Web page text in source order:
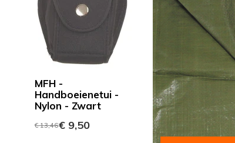
MFH -
Handboeienetui -
Nylon - Zwart
€ 13,46€ 9,50